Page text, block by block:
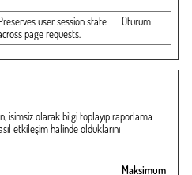
user session state
page requests.
Oturum
isimsiz olarak bilgi toplayıp raporlama
etkileşim halinde olduklarını
Maksimum